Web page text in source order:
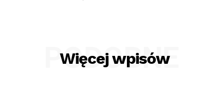
Więcej wpisów
PODOBNE